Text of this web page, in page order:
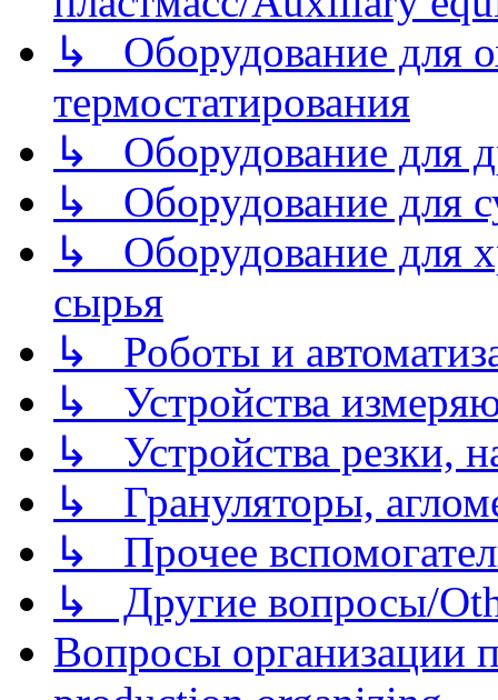
↳ Оборудование для
термостатирования
↳ Оборудование для
↳ Оборудование для
↳ Оборудование для
сырья
↳ Роботы и
↳ Устройства
↳ Устройства резки,
↳ Грануляторы,
↳ Прочее
↳ Другие вопросы/
Вопросы организации